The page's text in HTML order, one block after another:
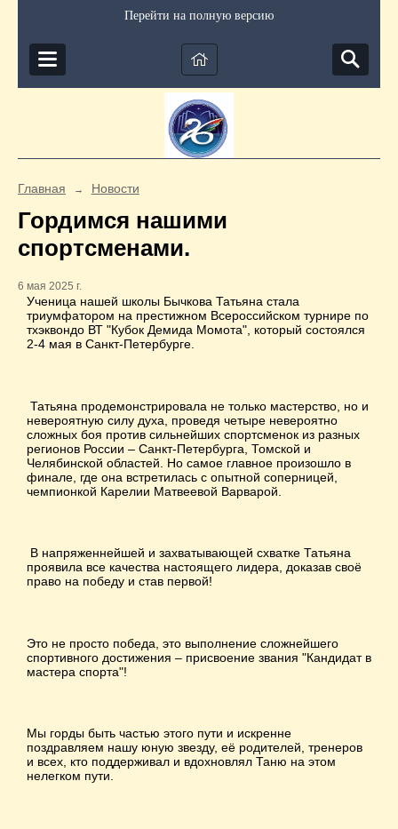
Перейти на полную версию
Главная → Новости
Гордимся нашими
спортсменами.
6 мая 2025 г.
Ученица нашей школы Бычкова Татьяна стала
триумфатором на престижном Всероссийском турнире по
тхэквондо ВТ "Кубок Демида Момота", который состоялся
2-4 мая в Санкт-Петербурге.
Татьяна продемонстрировала не только мастерство, но и
невероятную силу духа, проведя четыре невероятно
сложных боя против сильнейших спортсменок из разных
регионов России – Санкт-Петербурга, Томской и
Челябинской областей. Но самое главное произошло в
финале, где она встретилась с опытной соперницей,
чемпионкой Карелии Матвеевой Варварой.
В напряженнейшей и захватывающей схватке Татьяна
проявила все качества настоящего лидера, доказав своё
право на победу и став первой!
Это не просто победа, это выполнение сложнейшего
спортивного достижения – присвоение звания "Кандидат в
мастера спорта"!
Мы горды быть частью этого пути и искренне
поздравляем нашу юную звезду, её родителей, тренеров
и всех, кто поддерживал и вдохновлял Таню на этом
нелегком пути.